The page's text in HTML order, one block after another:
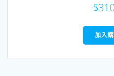
$
加入